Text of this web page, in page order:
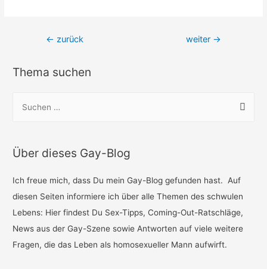
Beitragsnavigation
← zurück weiter →
Thema suchen
h
n
n
a
c
h
Über dieses Gay-Blog
Ich freue mich, dass Du mein Gay-Blog gefunden hast. Auf
diesen Seiten informiere ich über alle Themen des schwulen
Lebens: Hier findest Du Sex-Tipps, Coming-Out-Ratschläge,
News aus der Gay-Szene sowie Antworten auf viele weitere
Fragen, die das Leben als homosexueller Mann aufwirft.